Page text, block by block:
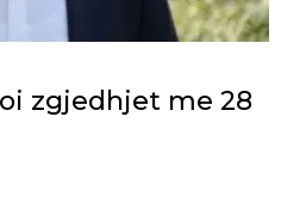
zgjedhjet me 28